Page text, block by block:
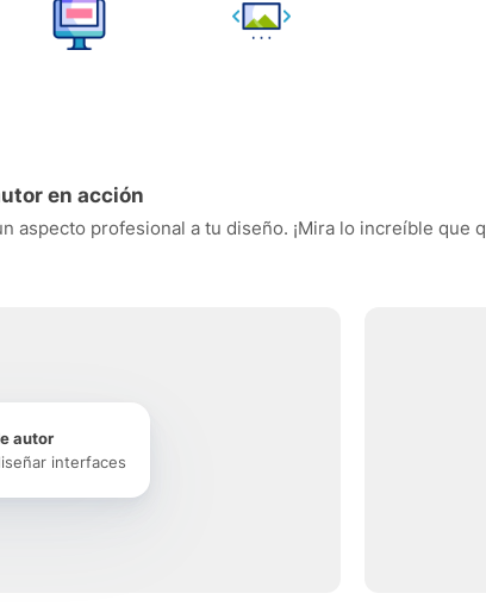
en acción
aspecto profesional a tu diseño. ¡Mira lo increíble
autor
interfaces